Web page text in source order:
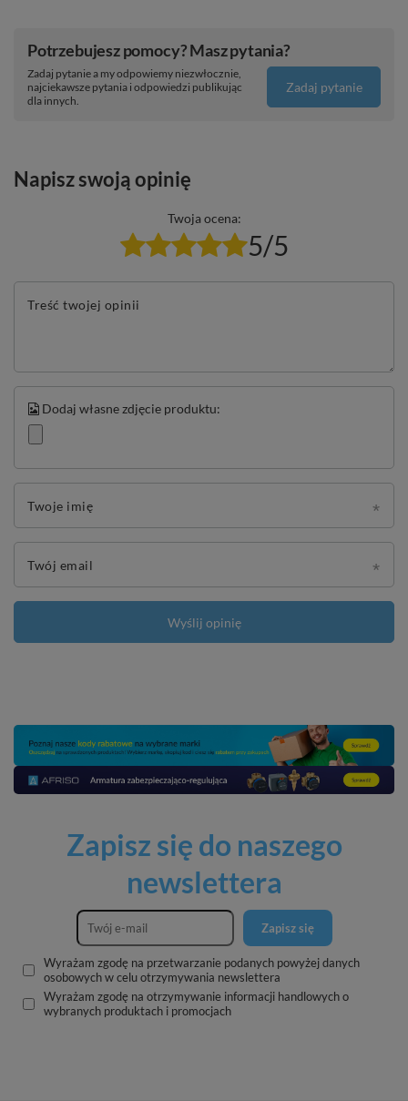
Potrzebujesz pomocy? Masz pytania?
Zadaj pytanie a my odpowiemy niezwłocznie,
najciekawsze pytania i odpowiedzi publikując
dla innych.
Zadaj pytanie
Napisz swoją opinię
Twoja ocena:
5/5
Treść twojej opinii
Dodaj własne zdjęcie produktu:
Twoje imię
Twój email
Wyślij opinię
Zapisz się do naszego
newslettera
Zapisz się
Wyrażam zgodę na przetwarzanie podanych powyżej danych
osobowych w celu otrzymywania newslettera
Wyrażam zgodę na otrzymywanie informacji handlowych o
wybranych produktach i promocjach